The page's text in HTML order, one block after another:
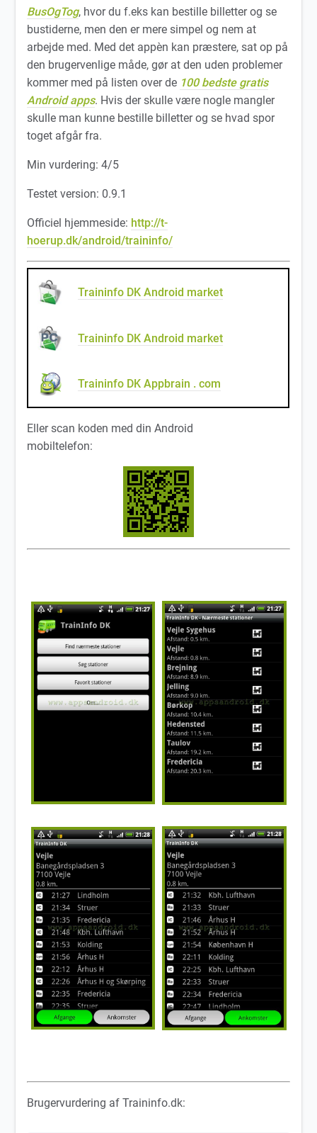
BusOgTog, hvor du f.eks kan bestille billetter og se
bustiderne, men den er mere simpel og nem at
arbejde med. Med det appèn kan præstere, sat op på
den brugervenlige måde, gør at den uden problemer
kommer med på listen over de 100 bedste gratis
Android apps. Hvis der skulle være nogle mangler
skulle man kunne bestille billetter og se hvad spor
toget afgår fra.
Min vurdering: 4/5
Testet version: 0.9.1
Officiel hjemmeside: http://t-
hoerup.dk/android/traininfo/
Traininfo DK Android market
Traininfo DK Android market
Traininfo DK Appbrain . com
Eller scan koden med din Android
mobiltelefon:
Brugervurdering af Traininfo.dk: